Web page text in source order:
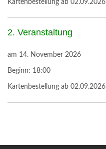
Kartenbestellung ab 02.09.2026
2. Veranstaltung
am 14. November 2026
Beginn: 18:00
Kartenbestellung ab 02.09.2026